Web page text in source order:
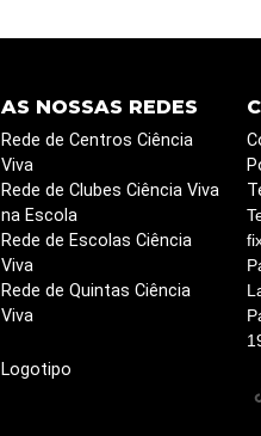
AS NOSSAS REDES
Rede de Centros Ciência
Viva
Rede de Clubes Ciência Viva
na Escola
Rede de Escolas Ciência
Viva
Rede de Quintas Ciência
Viva
Logotipo